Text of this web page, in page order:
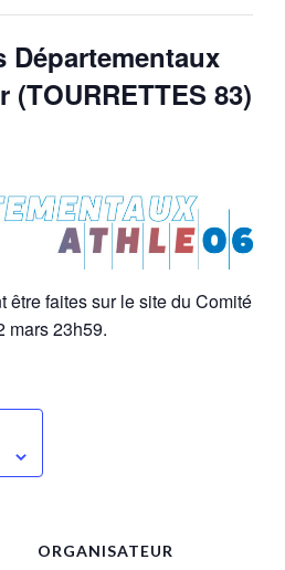
Départementaux
(TOURRETTES 83)
être faites sur le site du Comité
mars 23h59.
ORGANISATEUR